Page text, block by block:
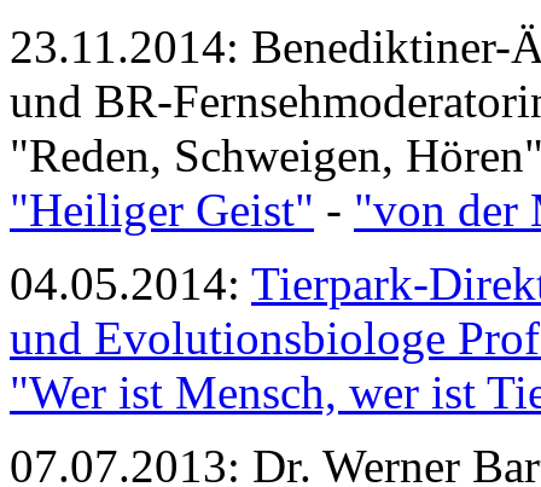
23.11.2014: Benediktiner-
und BR-
"Reden, Schweigen,
"Heiliger Geist" - "von der
04.05.2014: Tierpark-
und Evolutionsbiologe
"Wer ist Mensch, wer ist
07.07.2013: Dr. Werner